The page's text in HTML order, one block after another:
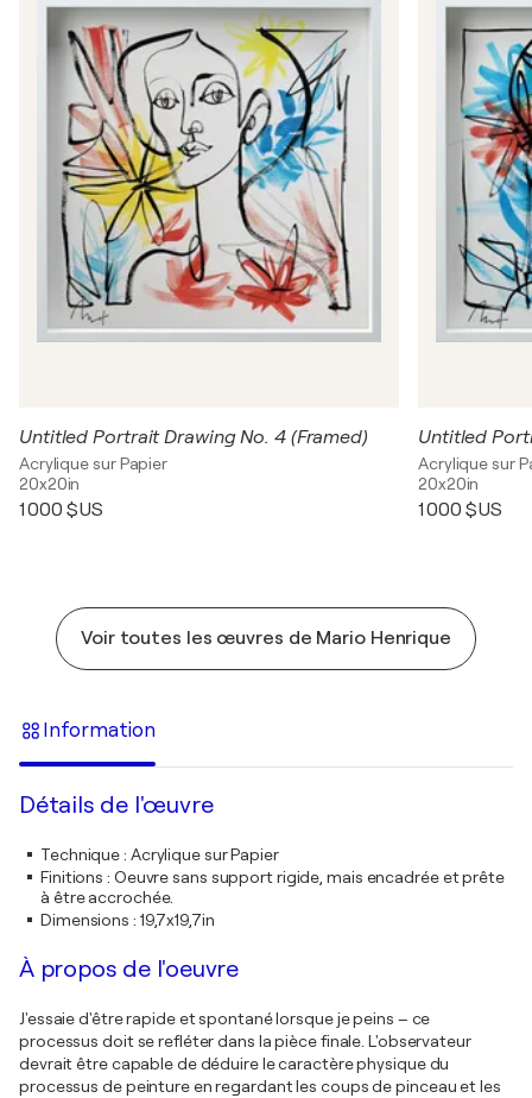
Untitled Portrait Drawing No. 4 (Framed)
Acrylique sur Papier
20x20in
1 000 $US
Untitled
Acrylique sur
20x20in
1 000 $US
Voir toutes les œuvres de Mario Henrique
Information
Détails de l'œuvre
Technique: Acrylique sur Papier
Finitions : Oeuvre sans support rigide, mais encadrée et prête
à être accrochée.
Dimensions : 19,7x19,7in
À propos de l'oeuvre
J'essaie d'être rapide et spontané lorsque je peins – ce
processus doit se refléter dans la pièce finale. L'observateur
devrait être capable de déduire le caractère physique du
processus de peinture en regardant les coups de pinceau et les